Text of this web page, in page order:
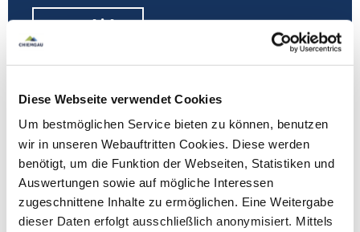
Diese Webseite verwendet Cookies
Um bestmöglichen Service bieten zu können, benutzen
wir in unseren Webauftritten Cookies. Diese werden
benötigt, um die Funktion der Webseiten, Statistiken und
Auswertungen sowie auf mögliche Interessen
zugeschnittene Inhalte zu ermöglichen. Eine Weitergabe
dieser Daten erfolgt ausschließlich anonymisiert. Mittels